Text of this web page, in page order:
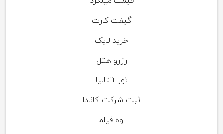
گیفت کارت
خرید لایک
رزرو هتل
تور آنتالیا
ثبت شرکت کانادا
اوه فیلم